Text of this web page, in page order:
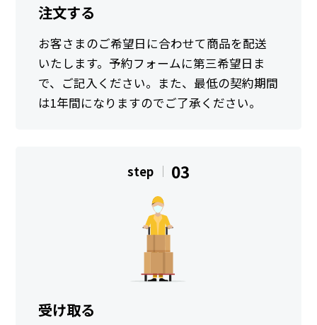
注文する
お客さまのご希望日に合わせて商品を配送
いたします。予約フォームに第三希望日ま
で、ご記入ください。また、最低の契約期間
は1年間になりますのでご了承ください。
step 03
受け取る